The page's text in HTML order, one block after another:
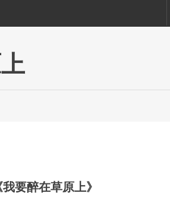
要醉在草原上》